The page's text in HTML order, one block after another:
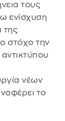
τους
ενίσχυση
της
στόχο την
νέων
το